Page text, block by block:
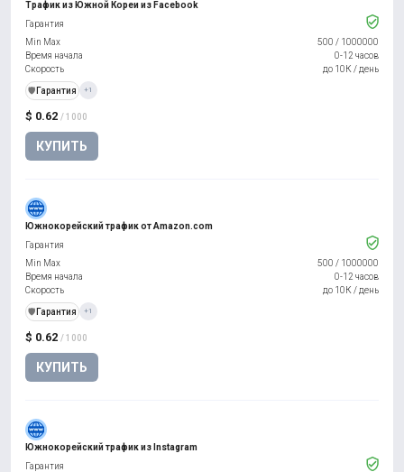
Трафик из Южной Кореи из Facebook
$ 0.62 / 1000
КУПИТЬ
Гарантия
Min Max
500 / 1000000
Время начала
0-12 часов
Скорость
до 10К / день
️🛡️ Гарантия +1
Южнокорейский трафик от Amazon.com
$ 0.62 / 1000
КУПИТЬ
Гарантия
Min Max
500 / 1000000
Время начала
0-12 часов
Скорость
до 10К / день
️🛡️ Гарантия +1
Южнокорейский трафик из Instagram
Гарантия